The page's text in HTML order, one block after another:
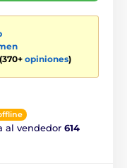
opiniones)
al vendedor 614